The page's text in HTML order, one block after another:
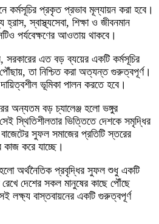
কর্মসূচির প্রকৃত প্রভাব মূল্যায়ন করা হবে।
হ্রাস, স্বাস্থ্যসেবা, শিক্ষা ও জীবনমান
পর্যবেক্ষণের আওতায় থাকবে।
এত বড় ব্যয়ের একটি কর্মসূচির
তা নিশ্চিত করা অত্যন্ত গুরুত্বপূর্ণ।
ভূমিকা পালন করতে হবে।
অন্যতম বড় চ্যালেঞ্জ হলো ভঙ্গুর
স্থিতিশীলতার ভিত্তিতে দেশকে সমৃদ্ধির
সুফল সমাজের প্রতিটি স্তরের
কাজ করে যাচ্ছে।
অর্থনৈতিক প্রবৃদ্ধির সুফল শুধু একটি
দেশের সকল মানুষের কাছে পৌঁছে
লক্ষ্য বাস্তবায়নের একটি গুরুত্বপূর্ণ